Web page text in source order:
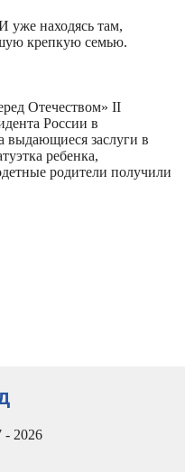
уже находясь там,
крепкую семью.
Отечеством» II
России в
выдающиеся заслуги в
ребенка,
родители получили
2026